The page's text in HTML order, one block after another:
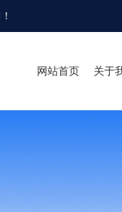
！
网站首页 关于